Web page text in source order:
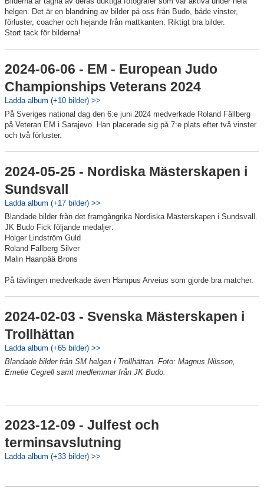
helgen. Det är en blandning av bilder på oss från Budo, både vinster,
förluster, coacher och hejande från mattkanten. Riktigt bra bilder.
Stort tack för bilderna!
2024-06-06 - EM - European Judo
Championships Veterans 2024
Ladda album (+10 bilder) >>
På Sveriges national dag den 6:e juni 2024 medverkade Roland Fällberg
på Veteran EM i Sarajevo. Han placerade sig på 7:e plats efter två vinster
och två förluster.
2024-05-25 - Nordiska Mästerskapen i
Sundsvall
Ladda album (+17 bilder) >>
Blandade bilder från det framgångrika Nordiska Mästerskapen i Sundsvall.
JK Budo Fick följande medaljer:
Holger Lindström Guld
Roland Fällberg Silver
Malin Haanpää Brons
På tävlingen medverkade även Hampus Arveius som gjorde bra matcher.
2024-02-03 - Svenska Mästerskapen i
Trollhättan
Ladda album (+65 bilder) >>
Blandade bilder från SM helgen i Trollhättan. Foto: Magnus Nilsson,
Emelie Cegrell samt medlemmar från JK Budo.
2023-12-09 - Julfest och
terminsavslutning
Ladda album (+33 bilder) >>